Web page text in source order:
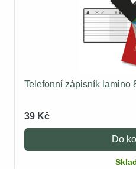
Telefonní zápisník lamino
39 Kč
Do